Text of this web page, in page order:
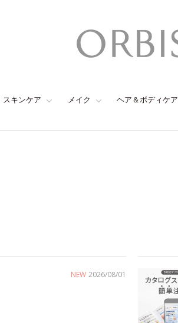
スキンケア メイク ヘア＆ボディケア
NEW 2026/08/01